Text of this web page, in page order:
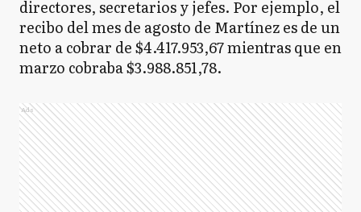
directores, secretarios y jefes. Por ejemplo, el
recibo del mes de agosto de Martínez es de un
neto a cobrar de $4.417.953,67 mientras que en
marzo cobraba $3.988.851,78.
Ads